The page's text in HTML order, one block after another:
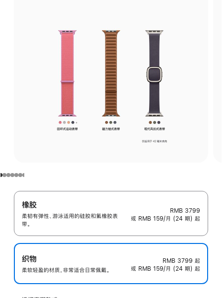
橡胶
柔韧有弹性、游泳适用的硅胶和氟橡胶表
带。
RMB 3799
或 RMB 159/月 (24 期) 起
织物
柔软轻盈的材质，非常适合日常佩戴。
RMB 3799 起
或 RMB 159/月 (24 期) 起